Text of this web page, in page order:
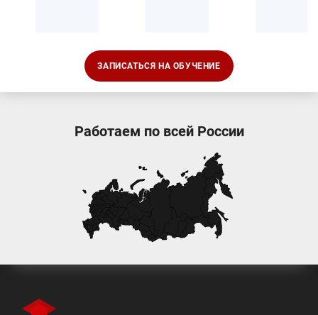
ЗАПИСАТЬСЯ НА ОБУЧЕНИЕ
Работаем по всей России